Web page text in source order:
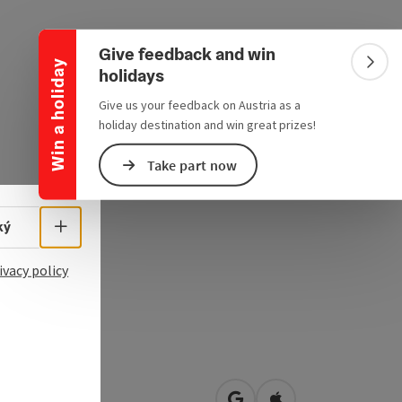
Win a holiday
Collapse banner
Give feedback and win
holidays
Give us your feedback on Austria as a
holiday destination and win great prizes!
Take part now
Select language - Open menu
policy